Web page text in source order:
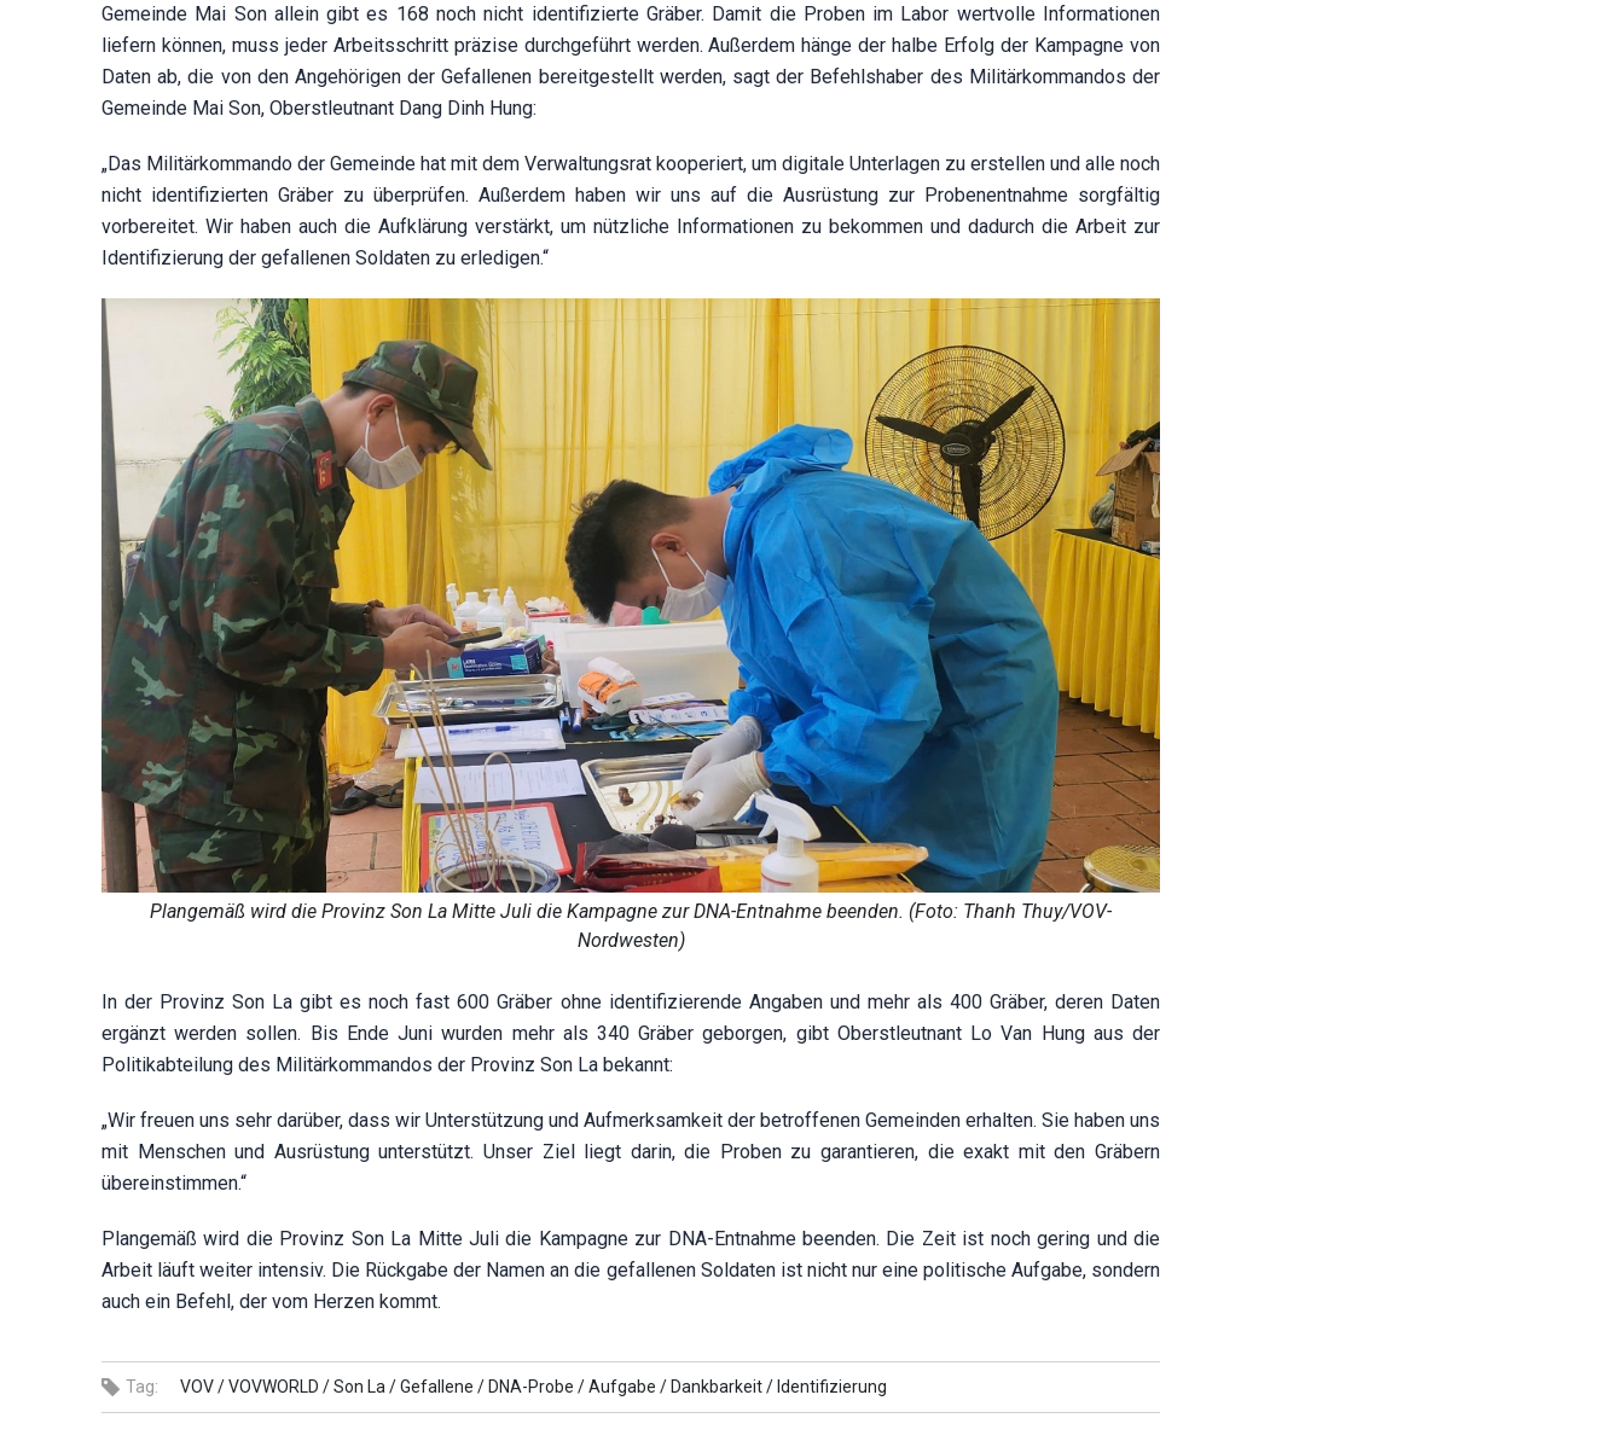
Gemeinde Mai Son allein gibt es 168 noch nicht identifizierte Gräber. Damit die Proben im Labor wertvolle Informationen
liefern können, muss jeder Arbeitsschritt präzise durchgeführt werden. Außerdem hänge der halbe Erfolg der Kampagne von
Daten ab, die von den Angehörigen der Gefallenen bereitgestellt werden, sagt der Befehlshaber des Militärkommandos der
Gemeinde Mai Son, Oberstleutnant Dang Dinh Hung:
„Das Militärkommando der Gemeinde hat mit dem Verwaltungsrat kooperiert, um digitale Unterlagen zu erstellen und alle noch
nicht identifizierten Gräber zu überprüfen. Außerdem haben wir uns auf die Ausrüstung zur Probenentnahme sorgfältig
vorbereitet. Wir haben auch die Aufklärung verstärkt, um nützliche Informationen zu bekommen und dadurch die Arbeit zur
Identifizierung der gefallenen Soldaten zu erledigen.“
Plangemäß wird die Provinz Son La Mitte Juli die Kampagne zur DNA-Entnahme beenden. (Foto: Thanh Thuy/VOV-
Nordwesten)
In der Provinz Son La gibt es noch fast 600 Gräber ohne identifizierende Angaben und mehr als 400 Gräber, deren Daten
ergänzt werden sollen. Bis Ende Juni wurden mehr als 340 Gräber geborgen, gibt Oberstleutnant Lo Van Hung aus der
Politikabteilung des Militärkommandos der Provinz Son La bekannt:
„Wir freuen uns sehr darüber, dass wir Unterstützung und Aufmerksamkeit der betroffenen Gemeinden erhalten. Sie haben uns
mit Menschen und Ausrüstung unterstützt. Unser Ziel liegt darin, die Proben zu garantieren, die exakt mit den Gräbern
übereinstimmen.“
Plangemäß wird die Provinz Son La Mitte Juli die Kampagne zur DNA-Entnahme beenden. Die Zeit ist noch gering und die
Arbeit läuft weiter intensiv. Die Rückgabe der Namen an die gefallenen Soldaten ist nicht nur eine politische Aufgabe, sondern
auch ein Befehl, der vom Herzen kommt.
Tag: VOV /VOVWORLD /Son La /Gefallene / DNA-Probe /Aufgabe / Dankbarkeit / Identifizierung